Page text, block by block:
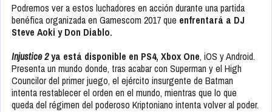
Podremos ver a estos luchadores en acción durante una partida
benéfica organizada en Gamescom 2017 que enfrentará a DJ
Steve Aoki y Don Diablo.
Injustice 2ya está disponible en PS4, Xbox One, iOS y Android.
Presenta un mundo donde, tras acabar con Superman y el High
Councilor del primer juego, el ejército insurgente de Batman
intenta restablecer el orden en el mundo, mientras que lo que
queda del régimen del poderoso Kriptoniano intenta volver al poder.